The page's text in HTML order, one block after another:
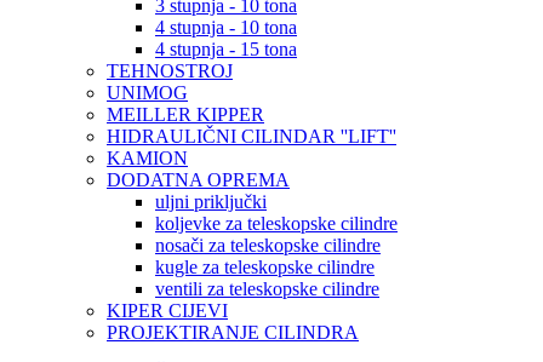
3 stupnja - 10 tona
4 stupnja - 10 tona
4 stupnja - 15 tona
TEHNOSTROJ
UNIMOG
MEILLER KIPPER
HIDRAULIČNI CILINDAR ''LIFT''
KAMION
DODATNA OPREMA
uljni priključki
koljevke za teleskopske cilindre
nosači za teleskopske cilindre
kugle za teleskopske cilindre
ventili za teleskopske cilindre
KIPER CIJEVI
PROJEKTIRANJE CILINDRA